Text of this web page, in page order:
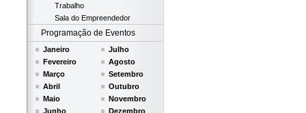
Trabalho
Sala do Empreendedor
Programação de Eventos
Janeiro
Fevereiro
Março
Abril
Maio
Junho
Julho
Agosto
Setembro
Outubro
Novembro
Dezembro